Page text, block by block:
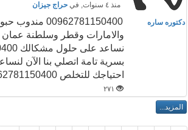
منذ ٤ سنوات , في حراج جيزان
دكتوره ساره
والامارات وقطر وسلطنة
نساعد
بسرية تامة اتصلي بنا الآن
احتياجك للتخلص 00962781150400...
٢٧١